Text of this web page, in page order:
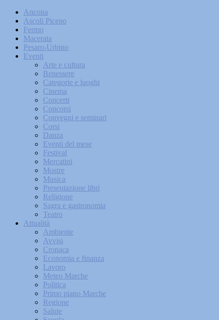
Ancona
Ascoli Piceno
Fermo
Macerata
Pesaro-Urbino
Eventi
Arte e cultura
Benessere
Categorie e luoghi
Cinema
Concerti
Concorsi
Convegni e seminari
Corsi
Danza
Eventi del mese
Festival
Mercatini
Mostre
Musica
Presentazione libri
Religione
Sagra e gastronomia
Teatro
Attualità
Ambiente
Avvisi
Cronaca
Economia e finanza
Lavoro
Meteo Marche
Politica
Primo piano Marche
Regione
Salute